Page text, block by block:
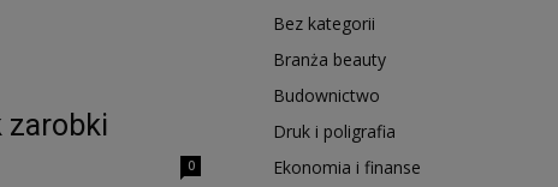
zarobki
0
Bez kategorii
Branża beauty
Budownictwo
Druk i poligrafia
Ekonomia i finanse